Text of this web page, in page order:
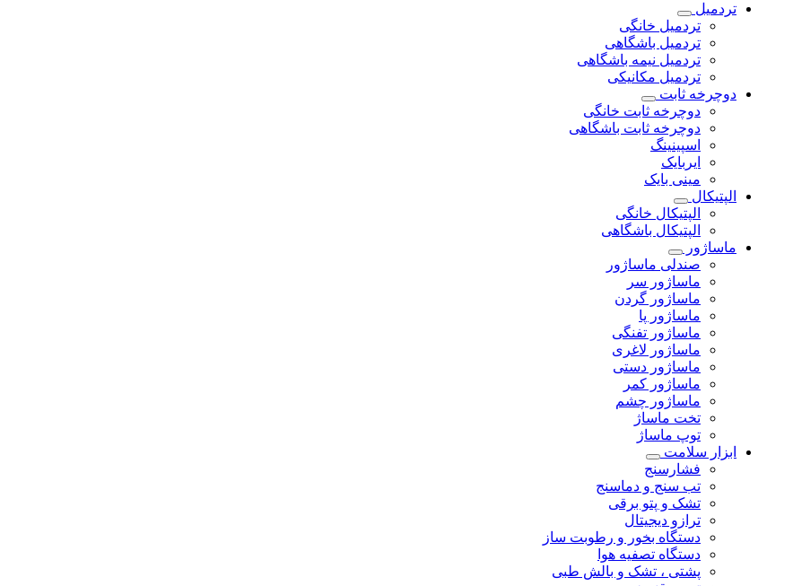
تردمیل
تردمیل خانگی
تردمیل باشگاهی
تردمیل نیمه باشگاهی
تردمیل مکانیکی
دوچرخه ثابت
دوچرخه ثابت خانگی
دوچرخه ثابت باشگاهی
اسپینینگ
ایربایک
مینی بایک
الپتیکال
الپتیکال خانگی
الپتیکال باشگاهی
ماساژور
صندلی ماساژور
ماساژور سر
ماساژور گردن
ماساژور پا
ماساژور تفنگی
ماساژور لاغری
ماساژور دستی
ماساژور کمر
ماساژور چشم
تخت ماساژ
توپ ماساژ
ابزار سلامت
فشارسنج
تب سنج و دماسنج
تشک و پتو برقی
ترازو دیجیتال
دستگاه بخور و رطوبت ساز
دستگاه تصفیه هوا
پشتی ، تشک و بالش طبی